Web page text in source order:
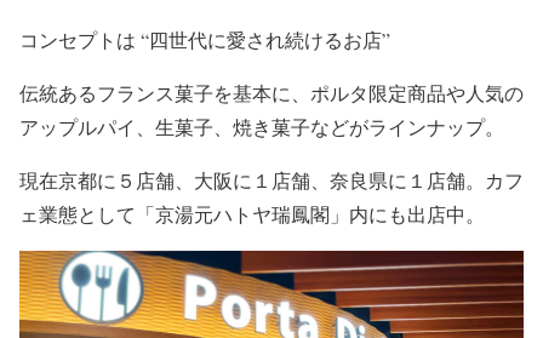
コンセプトは “四世代に愛され続けるお店”
伝統あるフランス菓子を基本に、ポルタ限定商品や人気の
アップルパイ、生菓子、焼き菓子などがラインナップ。
現在京都に５店舗、大阪に１店舗、奈良県に１店舗。カフ
ェ業態として「京湯元ハトヤ瑞鳳閣」内にも出店中。